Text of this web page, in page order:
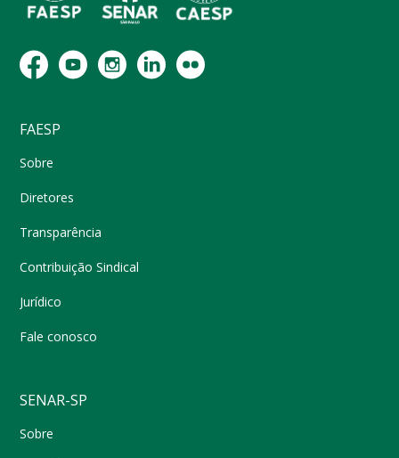
FAESP
Sobre
Diretores
Transparência
Contribuição Sindical
Jurídico
Fale conosco
SENAR-SP
Sobre